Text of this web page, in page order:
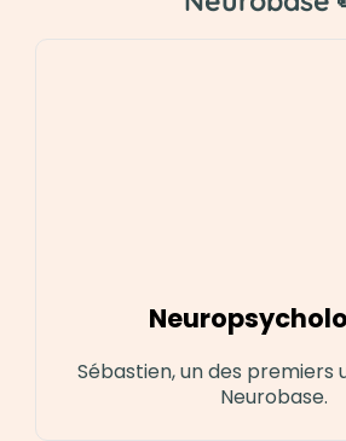
Sébastien, un des premiers
Neurobase.